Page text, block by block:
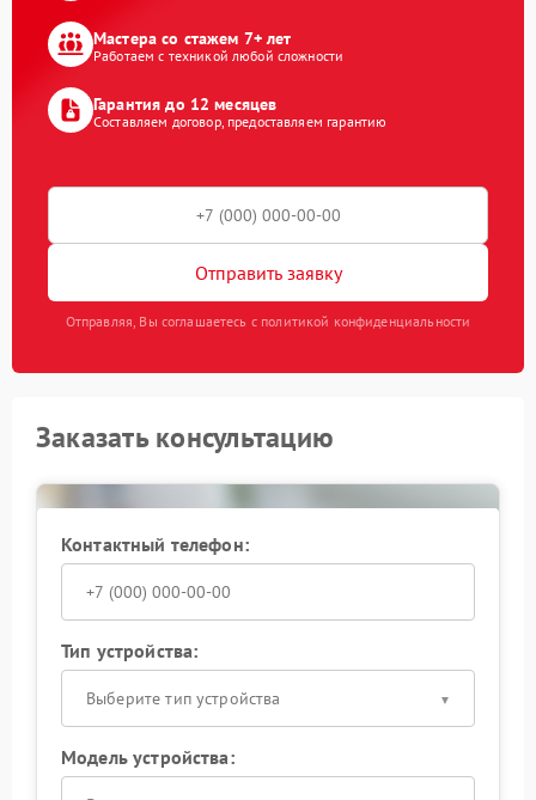
Мастера со стажем 7+ лет
Работаем с техникой любой сложности
Гарантия до 12 месяцев
Составляем договор, предоставляем гарантию
Отправить заявку
Отправляя, Вы соглашаетесь с политикой конфиденциальности
Заказать консультацию
Контактный телефон:
Тип устройства:
Выберите тип устройства
Модель устройства: